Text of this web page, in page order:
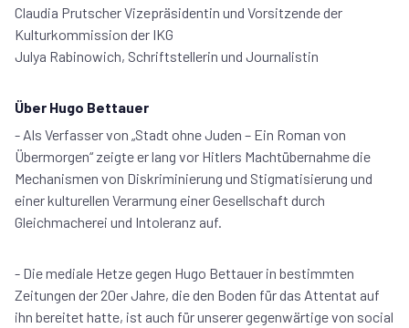
Claudia Prutscher Vizepräsidentin und Vorsitzende der
Kulturkommission der IKG
Julya Rabinowich, Schriftstellerin und Journalistin
Über Hugo Bettauer
- Als Verfasser von „Stadt ohne Juden – Ein Roman von
Übermorgen“ zeigte er lang vor Hitlers Machtübernahme die
Mechanismen von Diskriminierung und Stigmatisierung und
einer kulturellen Verarmung einer Gesellschaft durch
Gleichmacherei und Intoleranz auf.
- Die mediale Hetze gegen Hugo Bettauer in bestimmten
Zeitungen der 20er Jahre, die den Boden für das Attentat auf
ihn bereitet hatte, ist auch für unserer gegenwärtige von social